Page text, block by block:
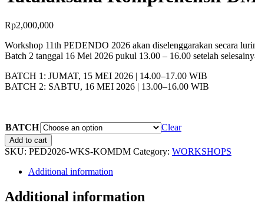
Rp2,000,000
Workshop 11th PEDENDO 2026 akan diselenggarakan secara
Batch 2 tanggal 16 Mei 2026 pukul 13.00 – 16.00 setelah
BATCH 1: JUMAT, 15 MEI 2026 | 14.00–17.00 WIB
BATCH 2: SABTU, 16 MEI 2026 | 13.00–16.00 WIB
BATCH
Clear
Tatalaksana
Komprehensif
pada
quantity
Add to cart
SKU: PED2026-WKS-KOMDM Category: WORKSHOPS
Additional information
Additional information